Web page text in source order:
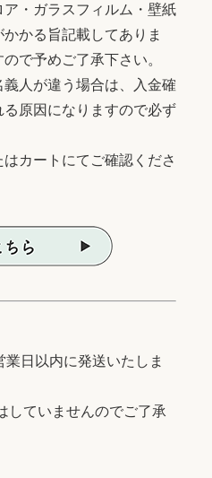
・ガラスフィルム・壁紙
かる旨記載してありま
で予めご了承下さい。
人が違う場合は、入金確
原因になりますので必ず
カートにてご確認くださ
日以内に発送いたしま
していませんのでご了承